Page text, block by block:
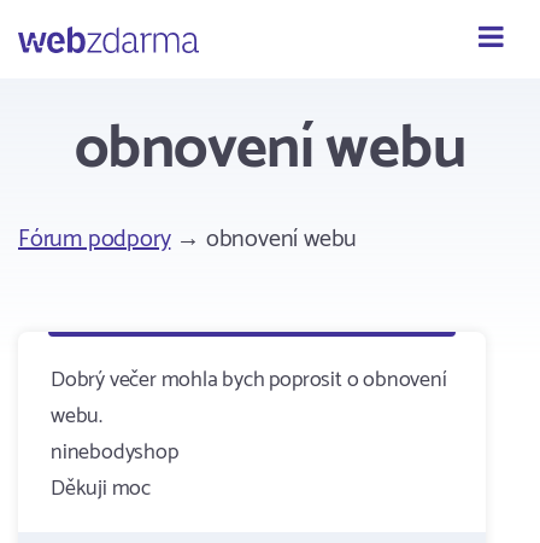
Webzdarma
obnovení webu
Fórum podpory→ obnovení webu
Dobrý večer mohla bych poprosit o obnovení
webu.
ninebodyshop
Děkuji moc